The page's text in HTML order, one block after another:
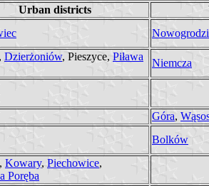
Urban districts
, Dzierżoniów, Pieszyce, Piława
Niemcza
Góra,
Bolków
Kowary, Piechowice,
Poręba